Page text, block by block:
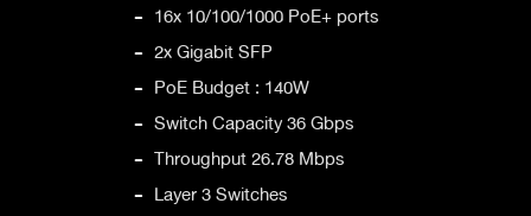
- 16x 10/100/1000 PoE+ ports
- 2x Gigabit SFP
- PoE Budget : 140W
- Switch Capacity 36 Gbps
- Throughput 26.78 Mbps
- Layer 3 Switches